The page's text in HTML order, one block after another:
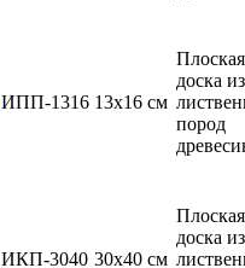
ИПП-1316 13x16 см
Плоская
доска из
пород
ИКП-3040 30x40 см
Плоская
доска из